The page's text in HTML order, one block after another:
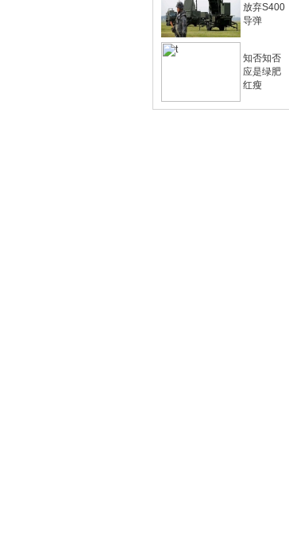
放弃S400
导弹
知否知否
应是绿肥
红瘦